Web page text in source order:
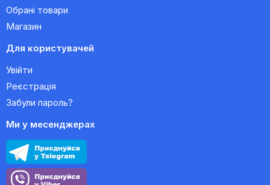
Обрані товари
Магазин
Для користувачей
Увійти
Реєстрація
Забули пароль?
Ми у месенджерах